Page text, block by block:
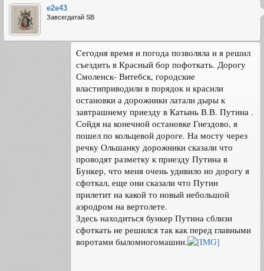
e2e43
Завсегдатай SB
Cегодня время и погода позволяла и я решил
съездить в Красный бор пофоткать. Дорогу
Смоленск- Витебск, городские
властиприводили в порядок и красили
остановки а дорожники латали дыры к
завтрашнему приезду в Катынь В.В. Путина .
Сойдя на конечной остановке Гнездово, я
пошел по кольцевой дороге. На мосту через
речку Ольшанку дорожники сказали что
проводят разметку к приезду Путина в
Бункер, что меня очень удивило но дорогу я
сфоткал, еще они сказали что Путин
прилетит на какой то новый небольшой
аэродром на вертолете.
Здесь находиться бункер Путина сблизи
сфоткать не решился так как перед главными
воротами быломногомашин.